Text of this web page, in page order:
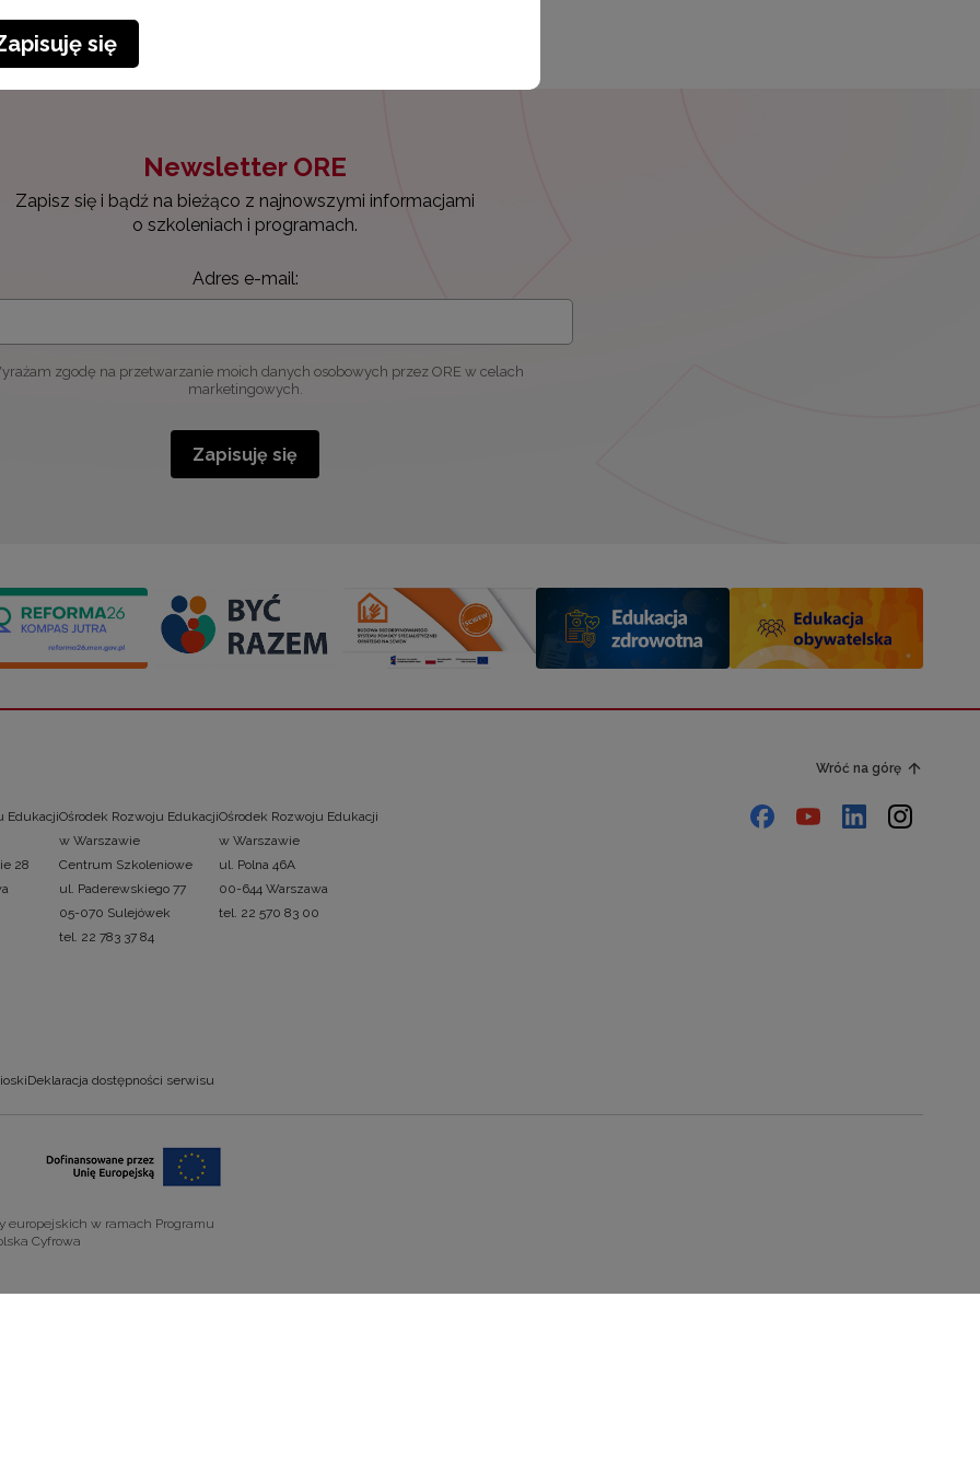
Newsletter ORE
Zapisz się i bądź na bieżąco z najnowszymi informacjami
o szkoleniach i programach.
Adres e-mail:
zgodę na przetwarzanie moich danych osobowych przez ORE w celach
marketingowych.
Zapisuję się
Wróć na górę
Edukacji
28
Ośrodek Rozwoju Edukacji
w Warszawie
Centrum Szkoleniowe
ul. Paderewskiego 77
05-070 Sulejówek
tel. 22 783 37 84
Ośrodek Rozwoju Edukacji
w Warszawie
ul. Polna 46A
00-644 Warszawa
tel. 22 570 83 00
Deklaracja dostępności serwisu
europejskich w ramach Programu
Cyfrowa
się